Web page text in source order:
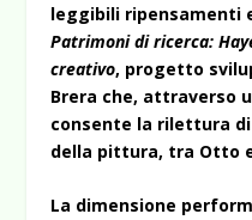
leggibili ripensamenti
Patrimoni di ricerca:
creativo, progetto
Brera che, attraverso
consente la rilettura
della pittura, tra Otto
La dimensione